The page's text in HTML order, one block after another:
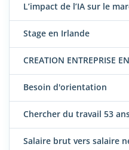
L’impact de l’IA sur le
Stage en Irlande
CREATION ENTREPRISE
Besoin d'orientation
Chercher du travail 53
Salaire brut vers salaire